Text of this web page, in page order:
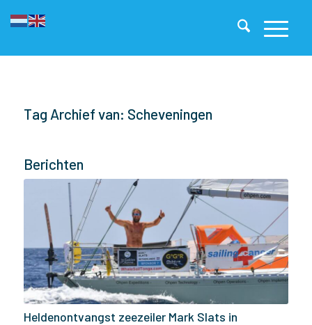
Tag Archief van: Scheveningen
Berichten
Heldenontvangst zeezeiler Mark Slats in